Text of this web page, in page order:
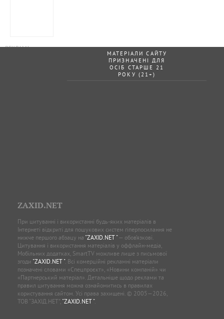
МАТЕРІАЛИ САЙТУ
ПРИЗНАЧЕНІ ДЛЯ
ОСІБ СТАРШЕ 21
РОКУ (21+)
ZAXID.NET
При цитуванні і використанні будь-яких матеріалів в
Інтернеті відкриті для пошукових систем гіперпосилання не
нижче першого абзацу на "ZAXID.NET "— обов’язкові.
Цитування і використання матеріалів у оффлайн-медіа,
Мобільних додатках, SmartTV можливе лише з письмової
згоди "ZAXID.NET ". Всі комерційні рекламні матеріали
позначені словами «Спецпроєкт», «Новини компаній» чи
«Партнерський матеріал». Детальніше щодо реклами та
правил цитування можна ознайомитись в правилах
користування сайтом. Усі права захищені. © 2005—2026,
ТОВ “ЗАХІД.НЕТ”, "ZAXID.NET ".